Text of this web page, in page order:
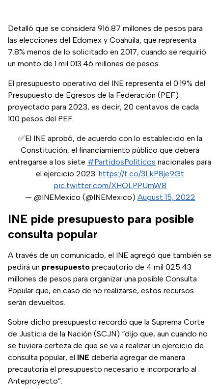
Detalló que se considera 916.87 millones de pesos para
las elecciones del Edomex y Coahuila, que representa
7.8% menos de lo solicitado en 2017, cuando se requirió
un monto de 1 mil 013.46 millones de pesos.
El presupuesto operativo del INE representa el 0.19% del
Presupuesto de Egresos de la Federación (PEF)
proyectado para 2023, es decir, 20 centavos de cada
100 pesos del PEF.
✅El INE aprobó, de acuerdo con lo establecido en la
Constitución, el financiamiento público que deberá
entregarse a los siete #PartidosPolíticos nacionales para
el ejercicio 2023. https://t.co/3LkP8je9Gt
pic.twitter.com/XHOLPPUmW8
— @INEMexico (@INEMexico) August 15, 2022
INE pide presupuesto para posible
consulta popular
A través de un comunicado, el INE agregó que también se
pedirá un presupuesto precautorio de 4 mil 025.43
millones de pesos para organizar una posible Consulta
Popular que, en caso de no realizarse, estos recursos
serán devueltos.
Sobre dicho presupuesto recordó que la Suprema Corte
de Justicia de la Nación (SCJN) “dijo que, aun cuando no
se tuviera certeza de que se va a realizar un ejercicio de
consulta popular, el INE debería agregar de manera
precautoria el presupuesto necesario e incorporarlo al
Anteproyecto”.